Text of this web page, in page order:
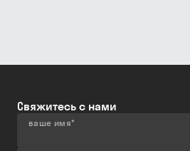
Свяжитесь с нами
ваше имя*